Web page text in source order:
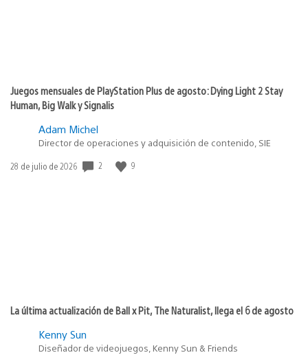
Juegos mensuales de PlayStation Plus de agosto: Dying Light 2 Stay
Human, Big Walk y Signalis
Adam Michel
Director de operaciones y adquisición de contenido, SIE
Fecha
28 de julio de 2026 2 9
La última actualización de Ball x Pit, The Naturalist, llega el 6 de agosto
Kenny Sun
Diseñador de videojuegos, Kenny Sun & Friends